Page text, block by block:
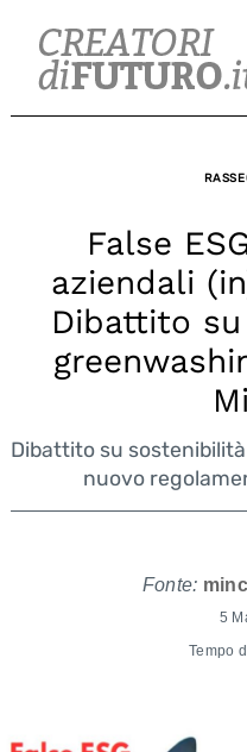
content
False
aziendali
Dibattito
Dibattito su
nuovo
Fonte:
5
Tempo